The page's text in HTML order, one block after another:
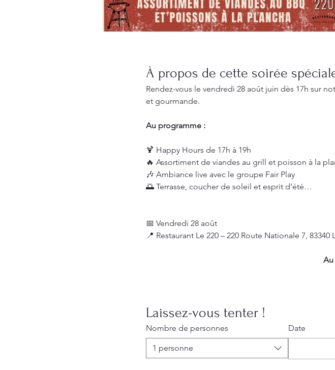
À propos de cette soirée
Rendez-vous le vendredi 28 août juin dès 17h sur
et gourmande.
Au programme :
🍹 Happy Hours de 17h à 19h
🔥 Assortiment de viandes au grill et poisson à la
🎶 Ambiance live avec le groupe Fair Play
🌅 Terrasse, coucher de soleil et esprit d’été…
📅 Vendredi 28 août
📍 Restaurant Le 220 – 220 Route Nationale 7,
Au
Laissez-vous tenter !
Nombre de personnes
1 personne
Date